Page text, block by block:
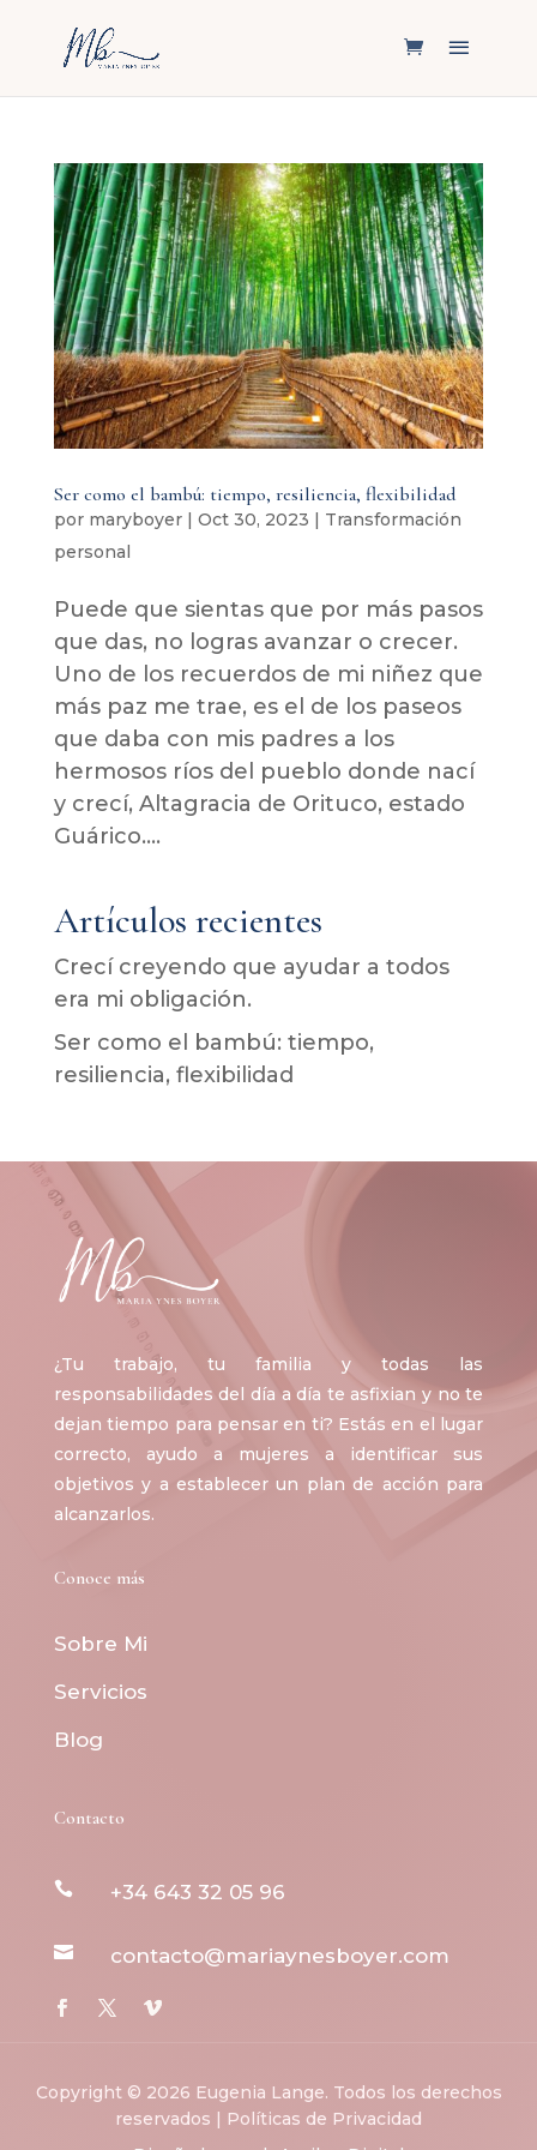
Ser como el bambú: tiempo, resiliencia, flexibilidad
por maryboyer| Oct 30, 2023 | Transformación
personal
Puede que sientas que por más pasos
que das, no logras avanzar o crecer.
Uno de los recuerdos de mi niñez que
más paz me trae, es el de los paseos
que daba con mis padres a los
hermosos ríos del pueblo donde nací
y crecí, Altagracia de Orituco, estado
Guárico....
Artículos recientes
Crecí creyendo que ayudar a todos
era mi obligación.
Ser como el bambú: tiempo,
resiliencia, flexibilidad
¿Tu trabajo, tu familia y todas las
responsabilidades del día a día te asfixian y no te
dejan tiempo para pensar en ti? Estás en el lugar
correcto, ayudo a mujeres a identificar sus
objetivos y a establecer un plan de acción para
alcanzarlos.
Conoce más
Sobre Mi
Servicios
Blog
Contacto
 +34 643 32 05 96
 contacto@mariaynesboyer.com
Copyright © 2026 Eugenia Lange. Todos los derechos
reservados | Políticas de Privacidad